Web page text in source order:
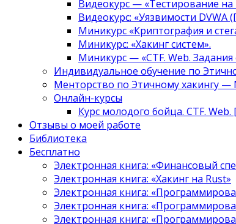
Видеокурс — «Тестирование
Видеокурс: «Уязвимости DVWA
Миникурс «Криптография и
Миникурс: «Хакинг систем».
Миникурс — «CTF. Web.
Индивидуальное обучение по
Менторство по Этичному хакингу —
Онлайн-курсы
Курс молодого бойца. CTF.
Отзывы о моей работе
Библиотека
Бесплатно
Электронная книга: «Финансовый
Электронная книга: «Хакинг на Rust»
Электронная книга:
Электронная книга:
Электронная книга: